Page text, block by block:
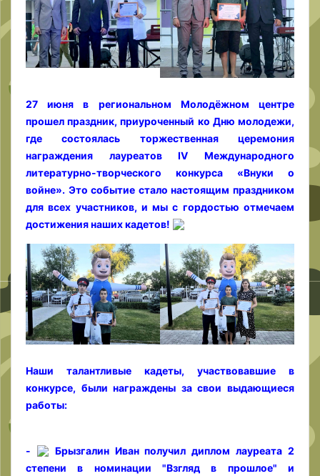
27 июня в региональном Молодёжном центре
прошел праздник, приуроченный ко Дню молодежи,
где состоялась торжественная церемония
награждения лауреатов IV Международного
литературно-творческого конкурса «Внуки о
войне». Это событие стало настоящим праздником
для всех участников, и мы с гордостью отмечаем
достижения наших кадетов!
Наши талантливые кадеты, участвовавшие в
конкурсе, были награждены за свои выдающиеся
работы:
-
Брызгалин Иван получил диплом лауреата 2
степени в номинации "Взгляд в прошлое" и